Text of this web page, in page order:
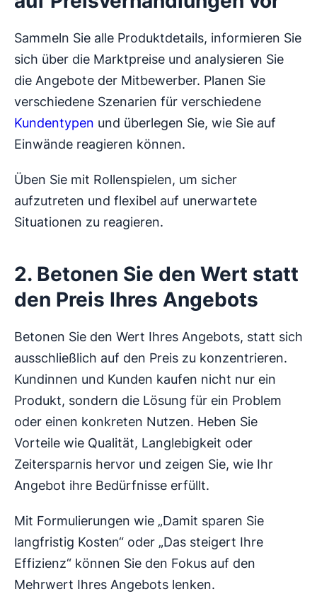
Sammeln Sie alle Produktdetails, informieren Sie
sich über die Marktpreise und analysieren Sie
die Angebote der Mitbewerber. Planen Sie
verschiedene Szenarien für verschiedene
Kundentypen und überlegen Sie, wie Sie auf
Einwände reagieren können.
Üben Sie mit Rollenspielen, um sicher
aufzutreten und flexibel auf unerwartete
Situationen zu reagieren.
2. Betonen Sie den Wert statt
den Preis Ihres Angebots
Betonen Sie den Wert Ihres Angebots, statt sich
ausschließlich auf den Preis zu konzentrieren.
Kundinnen und Kunden kaufen nicht nur ein
Produkt, sondern die Lösung für ein Problem
oder einen konkreten Nutzen. Heben Sie
Vorteile wie Qualität, Langlebigkeit oder
Zeitersparnis hervor und zeigen Sie, wie Ihr
Angebot ihre Bedürfnisse erfüllt.
Mit Formulierungen wie „Damit sparen Sie
langfristig Kosten“ oder „Das steigert Ihre
Effizienz“ können Sie den Fokus auf den
Mehrwert Ihres Angebots lenken.